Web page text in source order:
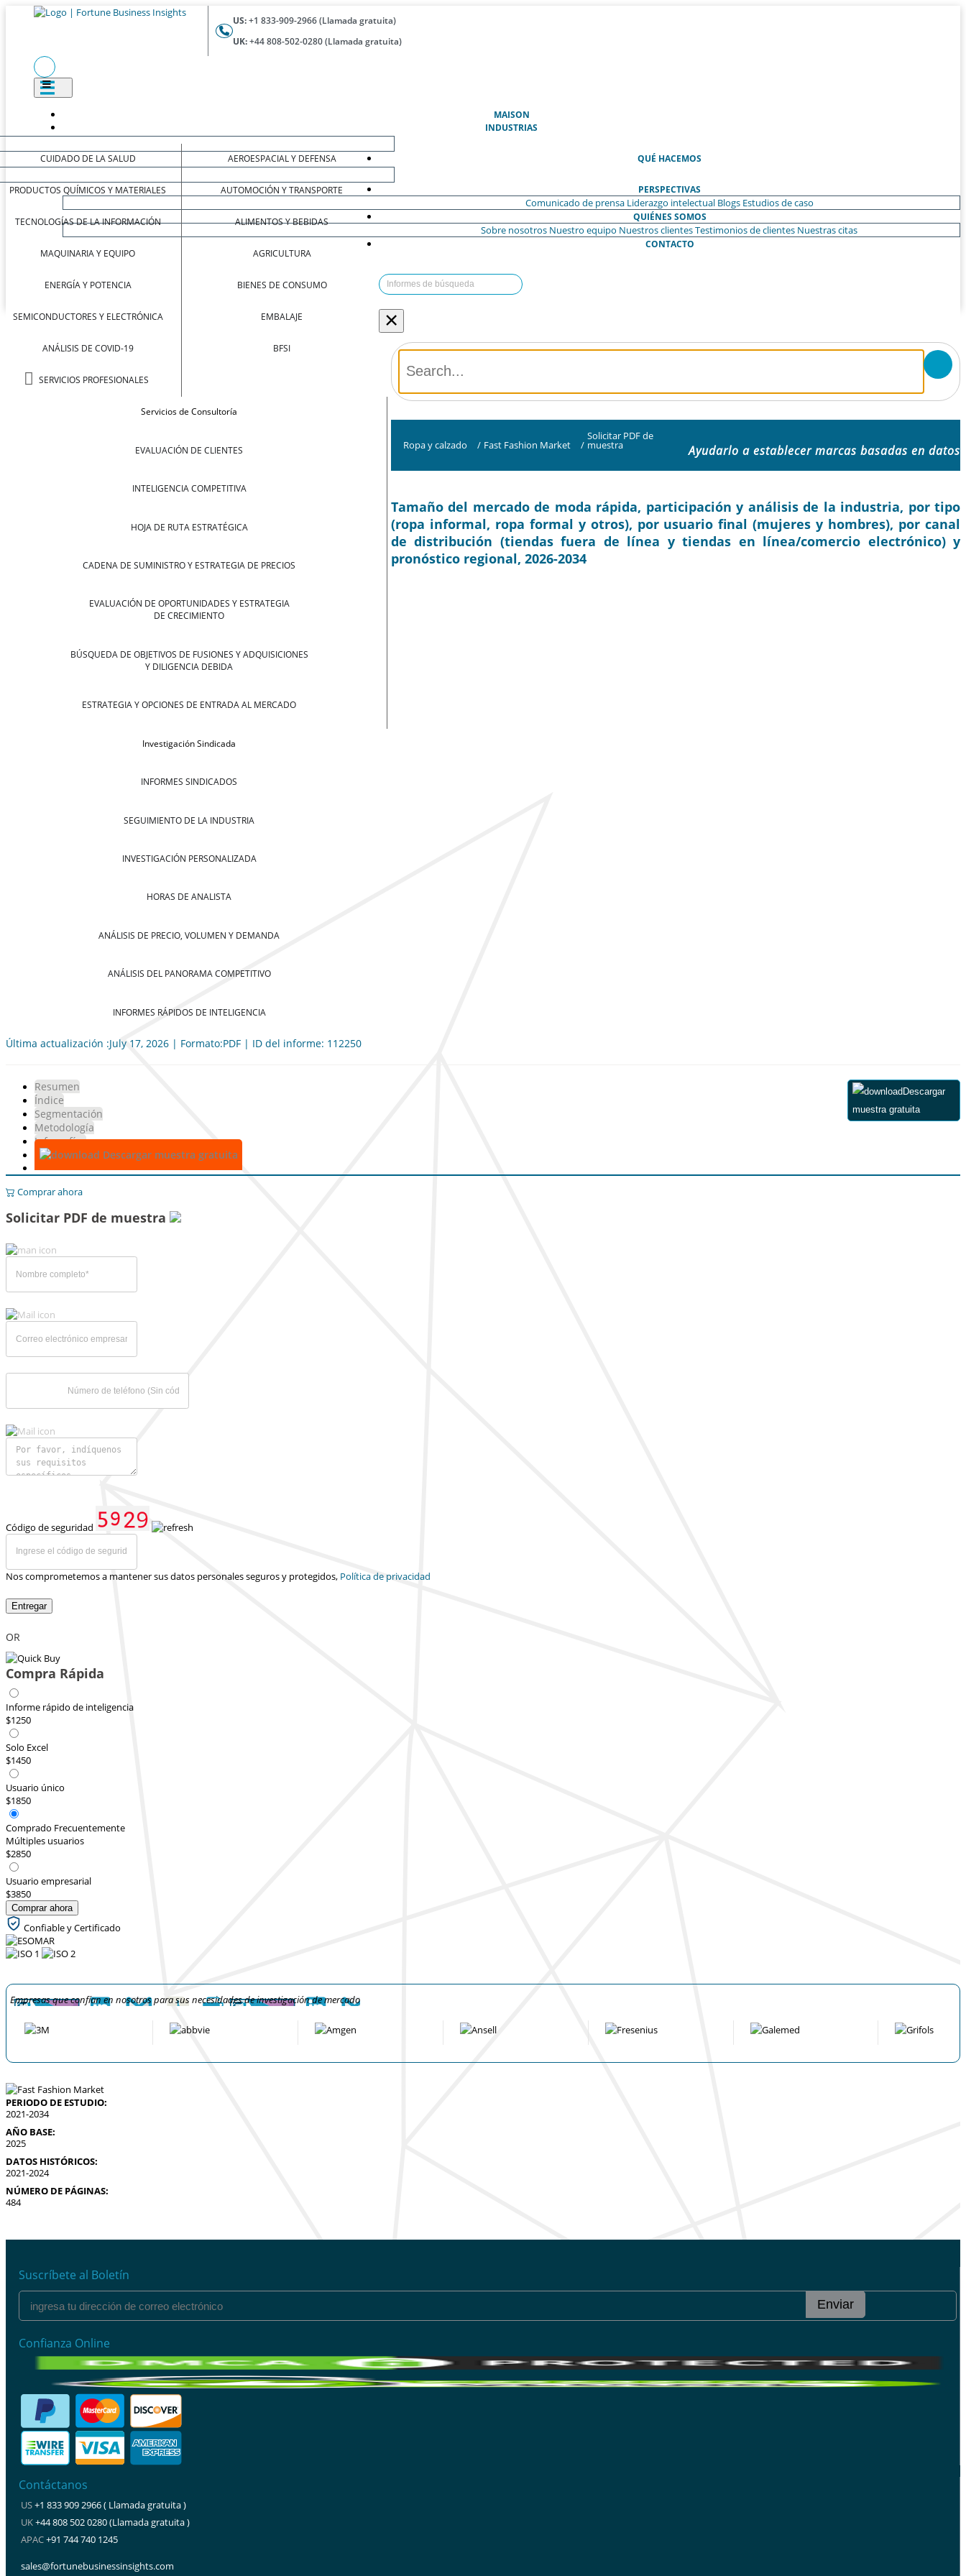
US:+1 833-909-2966 (Llamada gratuita)
UK:+44 808-502-0280 (Llamada gratuita)
MAISON(ACTUAL)
INDUSTRIAS
CUIDADO DE LA SALUD
PRODUCTOS QUÍMICOS Y MATERIALES
TECNOLOGÍAS DE LA INFORMACIÓN
MAQUINARIA Y EQUIPO
ENERGÍA Y POTENCIA
SEMICONDUCTORES Y ELECTRÓNICA
ANÁLISIS DE COVID-19
SERVICIOS PROFESIONALES
AEROESPACIAL Y DEFENSA
AUTOMOCIÓN Y TRANSPORTE
ALIMENTOS Y BEBIDAS
AGRICULTURA
BIENES DE CONSUMO
EMBALAJE
BFSI
QUÉ HACEMOS
Servicios de Consultoría
EVALUACIÓN DE CLIENTES
INTELIGENCIA COMPETITIVA
HOJA DE RUTA ESTRATÉGICA
CADENA DE SUMINISTRO Y ESTRATEGIA DE PRECIOS
EVALUACIÓN DE OPORTUNIDADES Y ESTRATEGIA
DE CRECIMIENTO
BÚSQUEDA DE OBJETIVOS DE FUSIONES Y ADQUISICIONES
Y DILIGENCIA DEBIDA
ESTRATEGIA Y OPCIONES DE ENTRADA AL MERCADO
Investigación Sindicada
INFORMES SINDICADOS
SEGUIMIENTO DE LA INDUSTRIA
INVESTIGACIÓN PERSONALIZADA
HORAS DE ANALISTA
ANÁLISIS DE PRECIO, VOLUMEN Y DEMANDA
ANÁLISIS DEL PANORAMA COMPETITIVO
INFORMES RÁPIDOS DE INTELIGENCIA
PERSPECTIVAS
Comunicado de prensa Liderazgo intelectual Blogs Estudios de caso
QUIÉNES SOMOS
Sobre nosotros Nuestro equipo Nuestros clientesTestimonios de clientes Nuestras citas
CONTACTO
×
Ropa y calzado / Fast Fashion Market /
Solicitar PDF de
muestra Ayudarlo a establecer marcas basadas en datos
Tamaño del mercado de moda rápida, participación y análisis de la industria, por tipo
(ropa informal, ropa formal y otros), por usuario final (mujeres y hombres), por canal
de distribución (tiendas fuera de línea y tiendas en línea/comercio electrónico) y
pronóstico regional, 2026-2034
Última actualización :July 17, 2026 | Formato:PDF | ID del informe: 112250
Resumen
Índice
Segmentación
Metodología
Infografías
Descargar muestra gratuita
Descargar
muestra gratuita
Comprar ahora
Solicitar PDF de muestra
Código de seguridad
Nos comprometemos a mantener sus datos personales seguros y protegidos, Política de privacidad
Entregar
OR
Compra Rápida
Informe rápido de inteligencia
$1250
Solo Excel
$1450
Usuario único
$1850
Comprado Frecuentemente
Múltiples usuarios
$2850
Usuario empresarial
$3850
Comprar ahora
Confiable y Certificado
Empresas que confían en nosotros para sus necesidades de investigación de mercado
PERIODO DE ESTUDIO:
2021-2034
AÑO BASE:
2025
DATOS HISTÓRICOS:
2021-2024
NÚMERO DE PÁGINAS:
484
Suscríbete al Boletín
Enviar
Confianza Online
Contáctanos
US+1 833 909 2966 ( Llamada gratuita )
UK+44 808 502 0280 (Llamada gratuita )
APAC+91 744 740 1245
sales@fortunebusinessinsights.com